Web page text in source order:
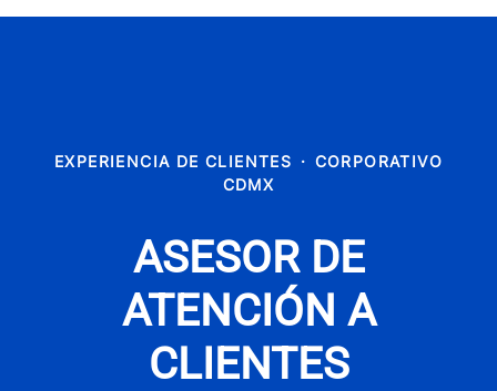
EXPERIENCIA DE CLIENTES · CORPORATIVO
CDMX
ASESOR DE
ATENCIÓN A
CLIENTES